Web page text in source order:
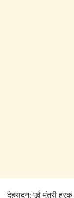
देहरादून: पूर्व मंत्री